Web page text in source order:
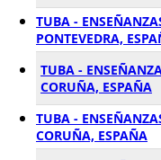
TUBA -
PONTEVEDRA,
TUBA -
CORUÑA, ESPAÑA
TUBA -
CORUÑA, ESPAÑA